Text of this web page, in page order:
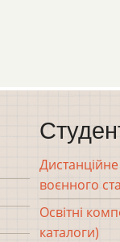
воєнного
Освітні
каталоги)